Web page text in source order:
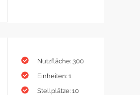
Nutzfläche: 300
Einheiten: 1
Stellplätze: 10